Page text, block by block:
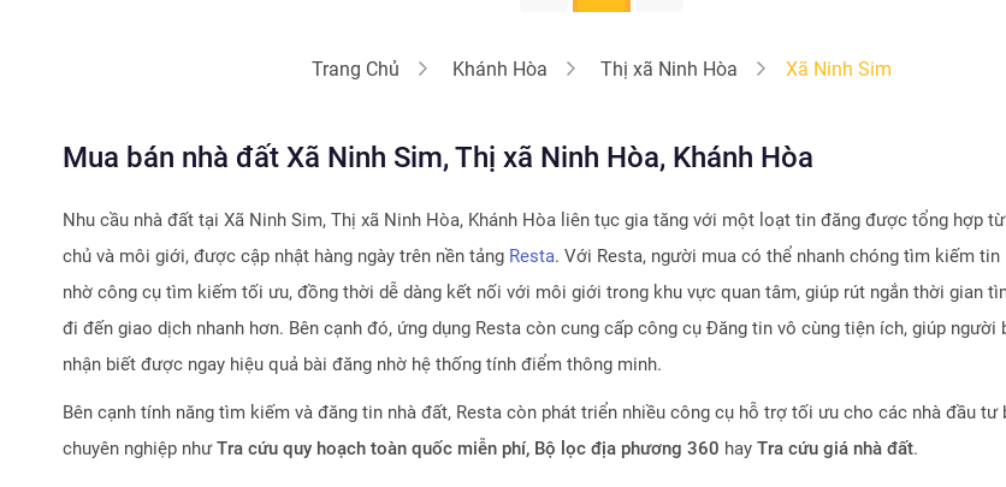
Trang Chủ Khánh Hòa Thị xã Ninh Hòa Xã Ninh Sim
Mua bán nhà đất Xã Ninh Sim, Thị xã Ninh Hòa, Khánh Hòa
Nhu cầu nhà đất tại Xã Ninh Sim, Thị xã Ninh Hòa, Khánh Hòa liên tục gia tăng với một loạt tin đăng được tổng hợp
chủ và môi giới, được cập nhật hàng ngày trên nền tảng Resta. Với Resta, người mua có thể nhanh chóng tìm kiếm tin
nhờ công cụ tìm kiếm tối ưu, đồng thời dễ dàng kết nối với môi giới trong khu vực quan tâm, giúp rút ngắn thời gian
đi đến giao dịch nhanh hơn. Bên cạnh đó, ứng dụng Resta còn cung cấp công cụ Đăng tin vô cùng tiện ích, giúp người
nhận biết được ngay hiệu quả bài đăng nhờ hệ thống tính điểm thông minh.
Bên cạnh tính năng tìm kiếm và đăng tin nhà đất, Resta còn phát triển nhiều công cụ hỗ trợ tối ưu cho các nhà đầu tư
chuyên nghiệp nhưTra cứu quy hoạch toàn quốc miễn phí, Bộ lọc địa phương 360 hay Tra cứu giá nhà đất.